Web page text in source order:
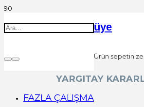
üye
Ürün
YARGITAY
FAZLA ÇALIŞMA